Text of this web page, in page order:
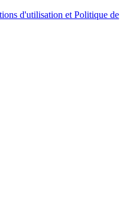
d'utilisation et Politique de